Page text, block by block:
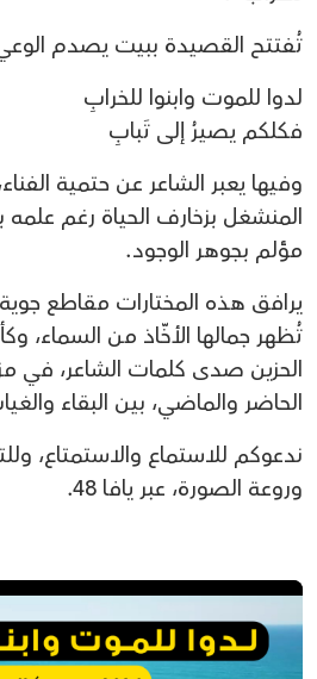
تُفتتح القصيدة ببيت يصدم
لدوا للموت وابنوا للخرابِ
فكلكم يصيرُ إلى تَبابِ
وفيها يعبر الشاعر عن حتمية
المنشغل بزخارف الحياة رغم علمه
مؤلم بجوهر الوجود.
يرافق هذه المختارات مقاطع جوية
تُظهر جمالها الأخّاذ من السماء،
الحزين صدى كلمات الشاعر، في
الحاضر والماضي، بين البقاء
ندعوكم للاستماع والاستمتاع،
وروعة الصورة، عبر يافا 48.